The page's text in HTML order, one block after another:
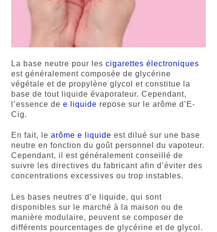
La base neutre pour les cigarettes électroniques
est généralement composée de glycérine
végétale et de propylène glycol et constitue la
base de tout liquide évaporateur. Cependant,
l’essence de e liquide repose sur le arôme d’E-
Cig.
En fait, le arôme e liquide est dilué sur une base
neutre en fonction du goût personnel du vapoteur.
Cependant, il est généralement conseillé de
suivre les directives du fabricant afin d’éviter des
concentrations excessives ou trop instables.
Les bases neutres d’e liquide, qui sont
disponibles sur le marché à la maison ou de
manière modulaire, peuvent se composer de
différents pourcentages de glycérine et de glycol.